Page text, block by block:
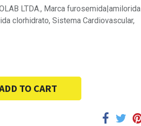
LTDA., Marca furosemida|amilorida
clorhidrato, Sistema Cardiovascular,
TO CART